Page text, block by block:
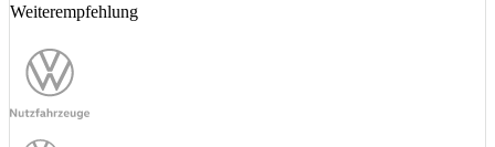
Weiterempfehlung